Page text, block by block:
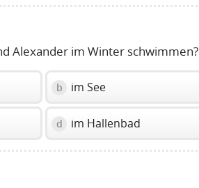
Alexander im Winter schwimmen?
b im See
d im Hallenbad